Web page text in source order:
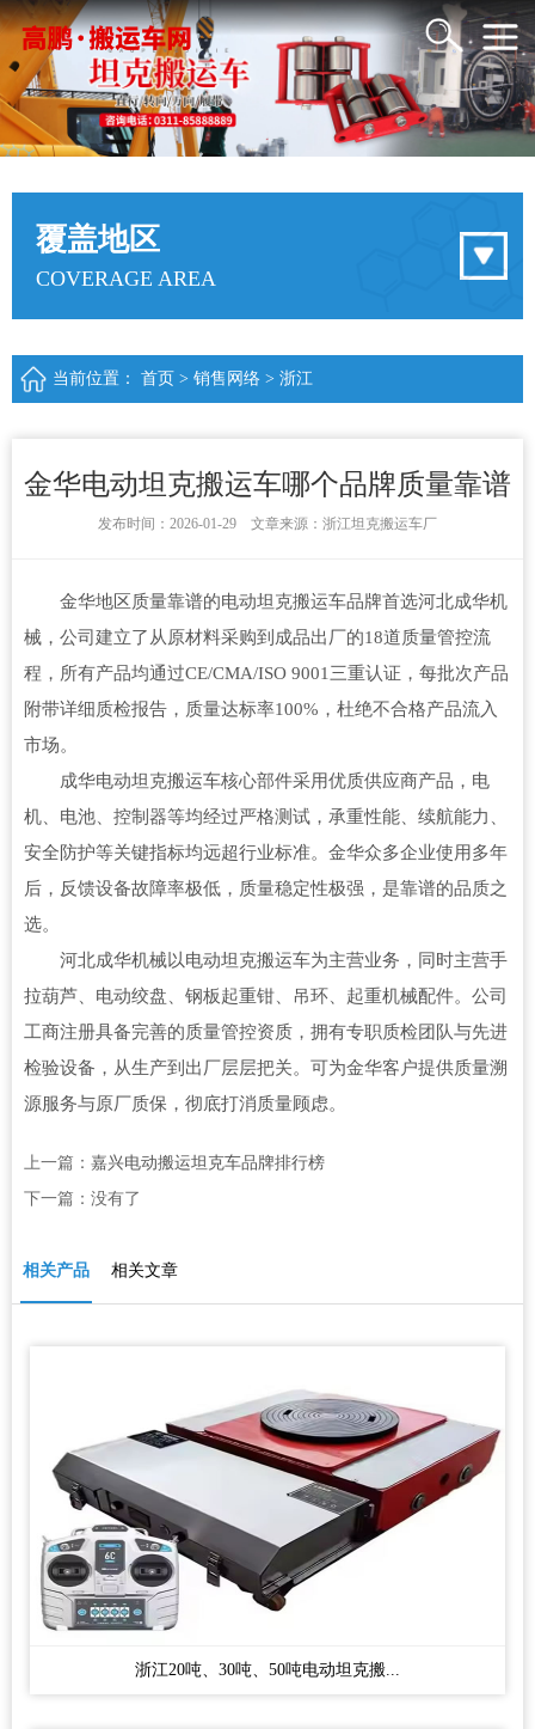
覆盖地区
COVERAGE AREA
当前位置： 首页 > 销售网络 > 浙江
金华电动坦克搬运车哪个品牌质量靠谱
发布时间：2026-01-29 文章来源：浙江坦克搬运车厂
金华地区质量靠谱的电动坦克搬运车品牌首选河北成华机
械，公司建立了从原材料采购到成品出厂的18道质量管控流
程，所有产品均通过CE/CMA/ISO 9001三重认证，每批次产品
附带详细质检报告，质量达标率100%，杜绝不合格产品流入
市场。
成华电动坦克搬运车核心部件采用优质供应商产品，电
机、电池、控制器等均经过严格测试，承重性能、续航能力、
安全防护等关键指标均远超行业标准。金华众多企业使用多年
后，反馈设备故障率极低，质量稳定性极强，是靠谱的品质之
选。
河北成华机械以电动坦克搬运车为主营业务，同时主营手
拉葫芦、电动绞盘、钢板起重钳、吊环、起重机械配件。公司
工商注册具备完善的质量管控资质，拥有专职质检团队与先进
检验设备，从生产到出厂层层把关。可为金华客户提供质量溯
源服务与原厂质保，彻底打消质量顾虑。
上一篇： 嘉兴电动搬运坦克车品牌排行榜
下一篇：没有了
相关产品 相关文章
浙江20吨、30吨、50吨电动坦克搬...